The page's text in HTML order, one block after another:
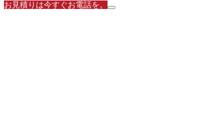
お見積りは今すぐお電話を。